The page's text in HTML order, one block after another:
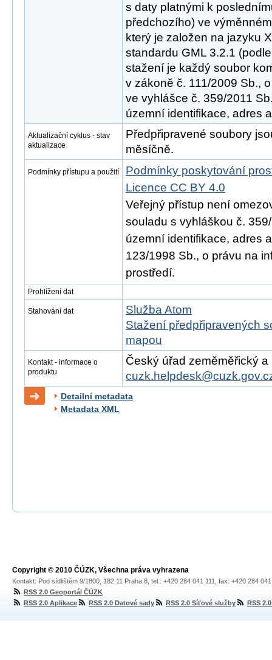
s daty platnými k
předchozího) ve
který je založen na jazyku
standardu GML 3.2.1
stažení je každý soubor
v zákoně č. 111/2009 Sb.,
ve vyhlášce č. 359/2011
územní identifikace, adres
Aktualizační cyklus - stav
aktualizace
Předpřipravené soubory
měsíčně.
Podmínky přístupu a použití
Podmínky poskytování
Licence CC BY 4.0
Veřejný přístup není
souladu s vyhláškou č.
územní identifikace, adres
123/1998 Sb., o právu na
prostředí.
Prohlížení dat
Stahování dat
Služba Atom
Stažení předpřipravených
mapou
Kontakt - informace o
produktu
Český úřad zeměměřický
Detailní metadata
Metadata XML
Copyright © 2010 ČÚZK, Všechna práva vyhrazena
Kontakt: Pod sídlištěm 9/1800, 182 11 Praha 8, tel.: +420 284 041 111, fax: +420 284
RSS 2.0 Geoportál ČÚZK
RSS 2.0 Aplikace
RSS 2.0 Datové sady RSS 2.0 Síťové služby RSS